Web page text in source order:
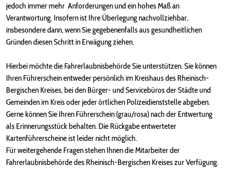
jedoch immer mehr Anforderungen und ein hohes Maß an
Verantwortung. Insofern ist Ihre Überlegung nachvollziehbar,
insbesondere dann, wenn Sie gegebenenfalls aus gesundheitlichen
Gründen diesen Schritt in Erwägung ziehen.
Hierbei möchte die Fahrerlaubnisbehörde Sie unterstützen. Sie können
Ihren Führerschein entweder persönlich im Kreishaus des Rheinisch-
Bergischen Kreises, bei den Bürger- und Servicebüros der Städte und
Gemeinden im Kreis oder jeder örtlichen Polizeidienststelle abgeben.
Gerne können Sie Ihren Führerschein (grau/rosa) nach der Entwertung
als Erinnerungsstück behalten. Die Rückgabe entwerteter
Kartenführerscheine ist leider nicht möglich.
Für weitergehende Fragen stehen Ihnen die Mitarbeiter der
Fahrerlaubnisbehörde des Rheinisch-Bergischen Kreises zur Verfügung.